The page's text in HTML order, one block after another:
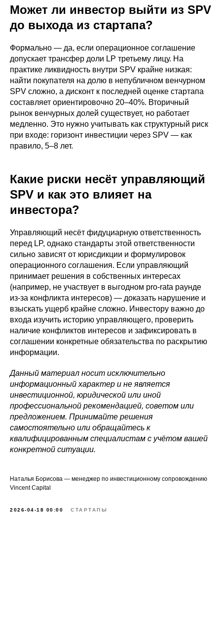
Может ли инвестор выйти из SPV
до выхода из стартапа?
Формально — да, если операционное соглашение
допускает трансфер доли LP третьему лицу. На
практике ликвидность внутри SPV крайне низкая:
найти покупателя на долю в непубличном венчурном
SPV сложно, а дисконт к последней оценке стартапа
составляет ориентировочно 20–40%. Вторичный
рынок венчурных долей существует, но работает
медленно. Это нужно учитывать как структурный риск
при входе: горизонт инвестиции через SPV — как
правило, 5–8 лет.
Какие риски несёт управляющий
SPV и как это влияет на
инвестора?
Управляющий несёт фидуциарную ответственность
перед LP, однако стандарты этой ответственности
сильно зависят от юрисдикции и формулировок
операционного соглашения. Если управляющий
принимает решения в собственных интересах
(например, не участвует в выгодном pro-rata раунде
из-за конфликта интересов) — доказать нарушение и
взыскать ущерб крайне сложно. Инвестору важно до
входа изучить историю управляющего, проверить
наличие конфликтов интересов и зафиксировать в
соглашении конкретные обязательства по раскрытию
информации.
Данный материал носит исключительно
информационный характер и не является
инвестиционной, юридической или иной
профессиональной рекомендацией, советом или
предложением. Принимайте решения
самостоятельно или обращайтесь к
квалифицированным специалистам с учётом вашей
конкретной ситуации.
Наталья Борисова — менеджер по инвестиционному сопровождению
Vincent Capital
2026-04-18 00:00 СТАРТАПЫ